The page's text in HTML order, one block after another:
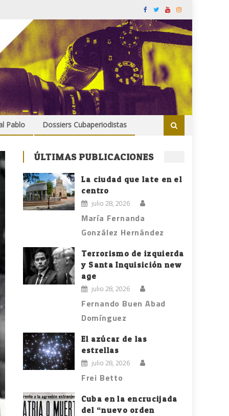
Pablo Dossiers Cubaperiodistas
ÚLTIMAS PUBLICACIONES
La ciudad que late en el
centro
julio 28, 2026
María Fernanda
González Hernández
Terrorismo de izquierda
y Santa Inquisición new
age
julio 28, 2026
Fernando Buen Abad
Domínguez
El azúcar de las
estrellas
julio 28, 2026
Frei Betto
Cuba en la encrucijada
del “nuevo orden